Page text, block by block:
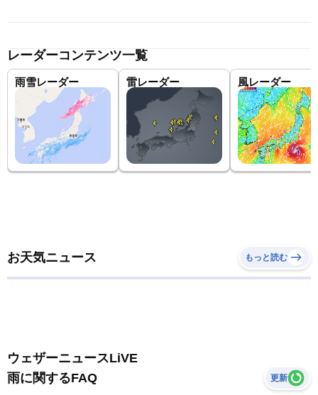
レーダーコンテンツ一覧
雨雪レーダー 雷レーダー 風レーダー
お天気ニュース もっと読む
ウェザーニュースLiVE
雨に関するFAQ
更新